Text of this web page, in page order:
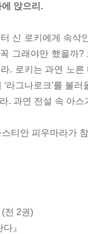
앉으리.
신 로키에게 속
그래야만 했을까
. 로키는 과연 노
라그나로크’를 불러
. 과연 전설 속 아
티안 피우마라가
(전 2권)
』